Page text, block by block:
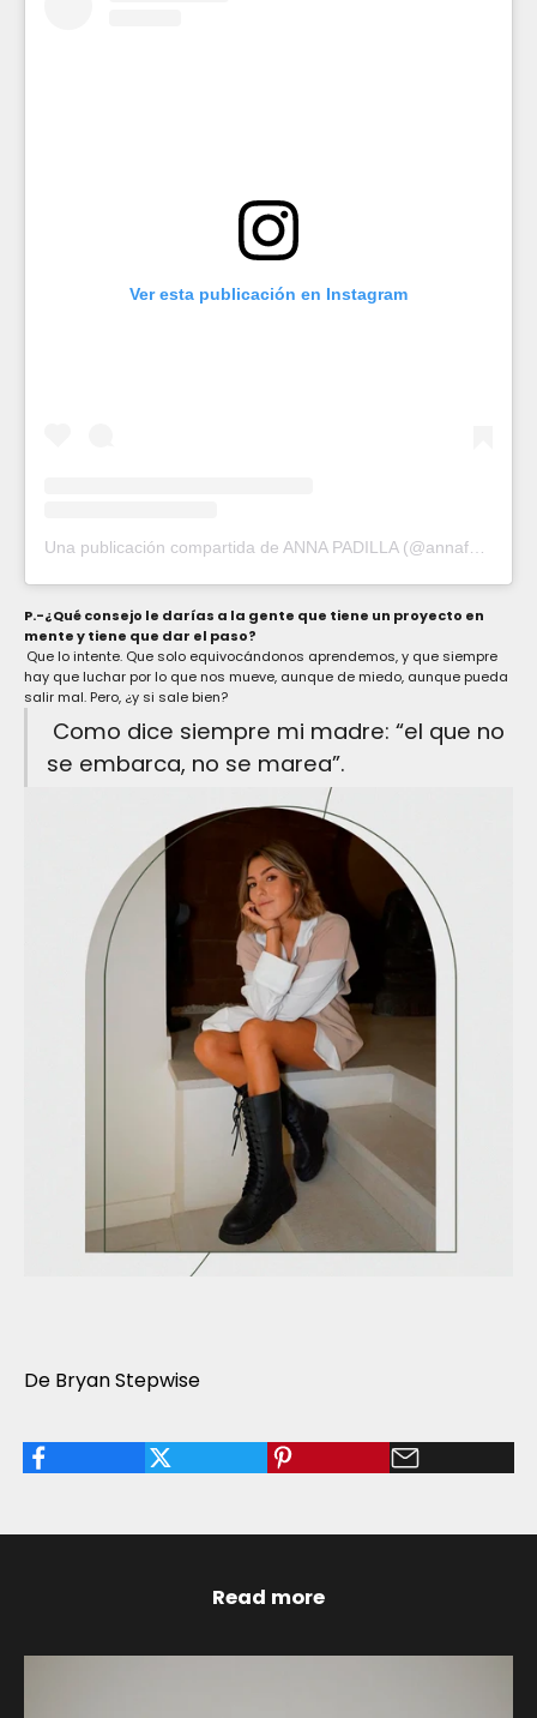
Ver esta publicación en Instagram
P.-¿Qué consejo le darías a la gente que tiene un proyecto en
mente y tiene que dar el paso?
Que lo intente. Que solo equivocándonos aprendemos, y que siempre
hay que luchar por lo que nos mueve, aunque de miedo, aunque pueda
salir mal. Pero, ¿y si sale bien?
Como dice siempre mi madre: “el que no
se embarca, no se marea”.
De Bryan Stepwise
Read more